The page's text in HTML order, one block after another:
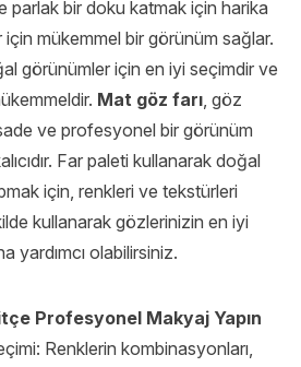
parlak bir doku katmak için harika
mükemmel bir görünüm sağlar.
görünümler için en iyi seçimdir ve
Mat göz farı, göz
ve profesyonel bir görünüm
Far paleti kullanarak doğal
için, renkleri ve tekstürleri
kullanarak gözlerinizin en iyi
yardımcı olabilirsiniz.
Profesyonel Makyaj Yapın
Renklerin kombinasyonları,